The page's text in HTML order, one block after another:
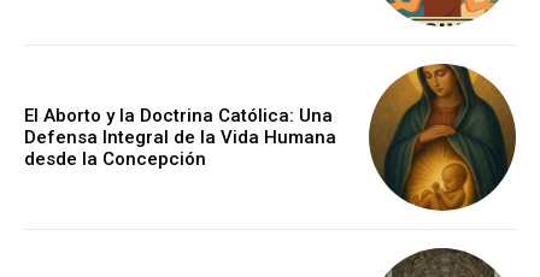
El Aborto y la Doctrina Católica: Una
Defensa Integral de la Vida Humana
desde la Concepción